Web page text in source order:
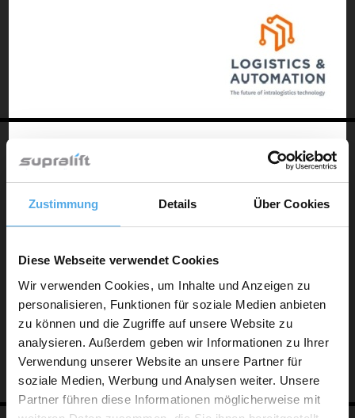
Zustimmung Details Über Cookies
Diese Webseite verwendet Cookies
Wir verwenden Cookies, um Inhalte und Anzeigen zu
personalisieren, Funktionen für soziale Medien anbieten
zu können und die Zugriffe auf unsere Website zu
analysieren. Außerdem geben wir Informationen zu Ihrer
Verwendung unserer Website an unsere Partner für
soziale Medien, Werbung und Analysen weiter. Unsere
Partner führen diese Informationen möglicherweise mit